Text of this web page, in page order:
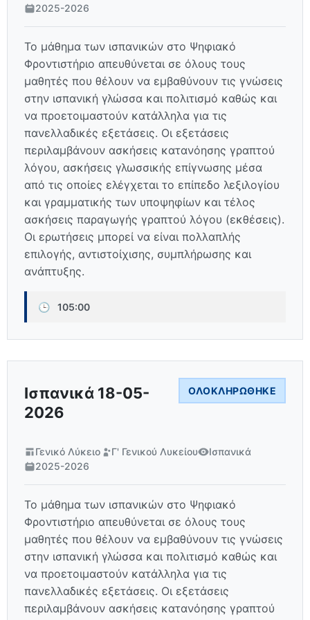
2025-2026
Το μάθημα των ισπανικών στο Ψηφιακό
Φροντιστήριο απευθύνεται σε όλους τους
μαθητές που θέλουν να εμβαθύνουν τις γνώσεις
στην ισπανική γλώσσα και πολιτισμό καθώς και
να προετοιμαστούν κατάλληλα για τις
πανελλαδικές εξετάσεις. Οι εξετάσεις
περιλαμβάνουν ασκήσεις κατανόησης γραπτού
λόγου, ασκήσεις γλωσσικής επίγνωσης μέσα
από τις οποίες ελέγχεται το επίπεδο λεξιλογίου
και γραμματικής των υποψηφίων και τέλος
ασκήσεις παραγωγής γραπτού λόγου (εκθέσεις).
Οι ερωτήσεις μπορεί να είναι πολλαπλής
επιλογής, αντιστοίχισης, συμπλήρωσης και
ανάπτυξης.
🕒 105:00
Ισπανικά 18-05-
2026
ΟΛΟΚΛΗΡΏΘΗΚΕ
Γενικό Λύκειο Γ' Γενικού Λυκείου
Ισπανικά
2025-2026
Το μάθημα των ισπανικών στο Ψηφιακό
Φροντιστήριο απευθύνεται σε όλους τους
μαθητές που θέλουν να εμβαθύνουν τις γνώσεις
στην ισπανική γλώσσα και πολιτισμό καθώς και
να προετοιμαστούν κατάλληλα για τις
πανελλαδικές εξετάσεις. Οι εξετάσεις
περιλαμβάνουν ασκήσεις κατανόησης γραπτού